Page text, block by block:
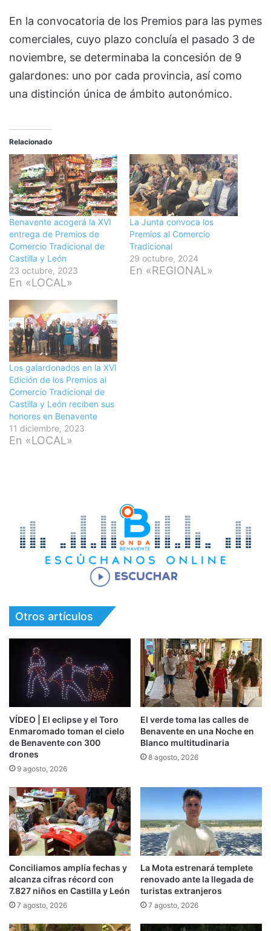
En la convocatoria de los Premios para las pymes
comerciales, cuyo plazo concluía el pasado 3 de
noviembre, se determinaba la concesión de 9
galardones: uno por cada provincia, así como
una distinción única de ámbito autonómico.
Relacionado
Benavente acogerá la XVI
entrega de Premios de
Comercio Tradicional de
Castilla y León
23 octubre, 2023
En «LOCAL»
La Junta convoca los
Premios al Comercio
Tradicional
29 octubre, 2024
En «REGIONAL»
Los galardonados en la XVI
Edición de los Premios al
Comercio Tradicional de
Castilla y León reciben sus
honores en Benavente
11 diciembre, 2023
En «LOCAL»
Otros artículos
VÍDEO | El eclipse y el Toro
Enmaromado toman el cielo
de Benavente con 300
drones
9 agosto, 2026
El verde toma las calles de
Benavente en una Noche en
Blanco multitudinaria
8 agosto, 2026
Conciliamos amplía fechas y
alcanza cifras récord con
7.827 niños en Castilla y León
7 agosto, 2026
La Mota estrenará templete
renovado ante la llegada de
turistas extranjeros
7 agosto, 2026